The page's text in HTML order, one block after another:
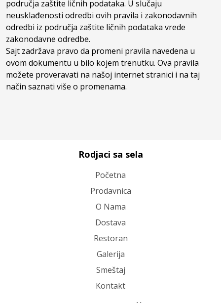
područja zaštite ličnih podataka. U slučaju
neusklađenosti odredbi ovih pravila i zakonodavnih
odredbi iz područja zaštite ličnih podataka vrede
zakonodavne odredbe.
Sajt zadržava pravo da promeni pravila navedena u
ovom dokumentu u bilo kojem trenutku. Ova pravila
možete proveravati na našoj internet stranici i na taj
način saznati više o promenama.
Rodjaci sa sela
Početna
Prodavnica
O Nama
Dostava
Restoran
Galerija
Smeštaj
Kontakt